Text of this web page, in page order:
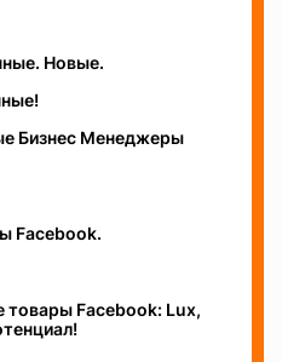
Новые.
Бизнес Менеджеры
Facebook.
Facebook: Lux,